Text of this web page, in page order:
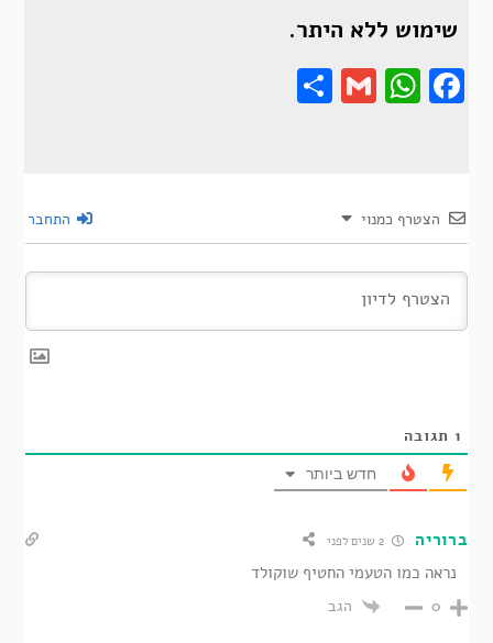
שימוש ללא היתר.
Gmail
Share
הצטרף כמנוי התחבר
1 תגובה
חדש ביותר
ברוריה
נראה כמו הטעמי החטיף שוקולד
0 הגב